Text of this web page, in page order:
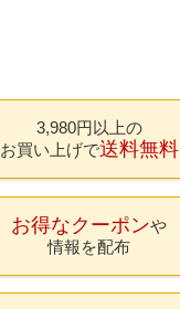
3,980円以上の
お買い上げで送料無料
お得なクーポン
情報を配布